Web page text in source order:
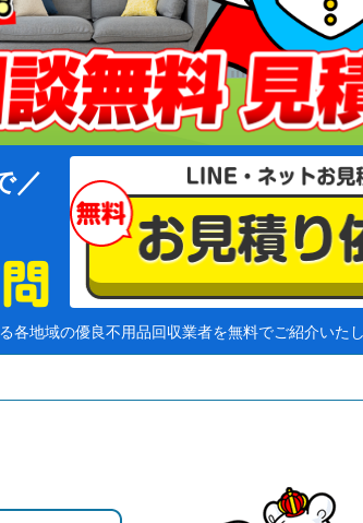
各地域の優良不用品回収業者を無料でご紹介いた